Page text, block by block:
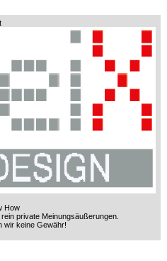
How
private Meinungsäußerungen.
wir keine Gewähr!